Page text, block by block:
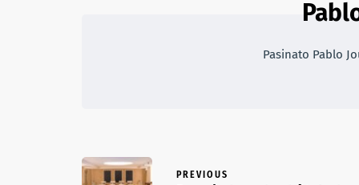
Pasinato Pablo
PREVIOUS